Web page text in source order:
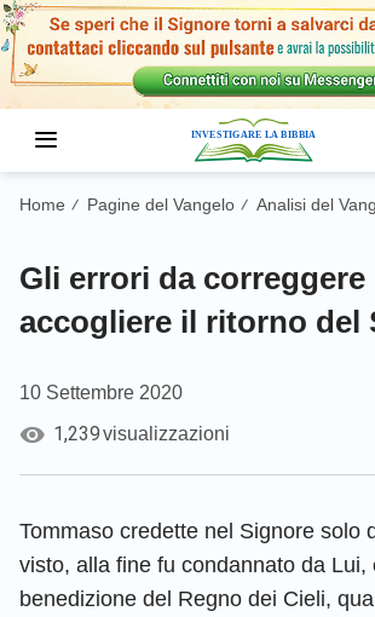
Home / Pagine del Vangelo / Analisi del
Gli errori da correggere
accogliere il ritorno del
10 Settembre 2020
1,239visualizzazioni
Tommaso credette nel Signore solo
visto, alla fine fu condannato da Lui,
benedizione del Regno dei Cieli,